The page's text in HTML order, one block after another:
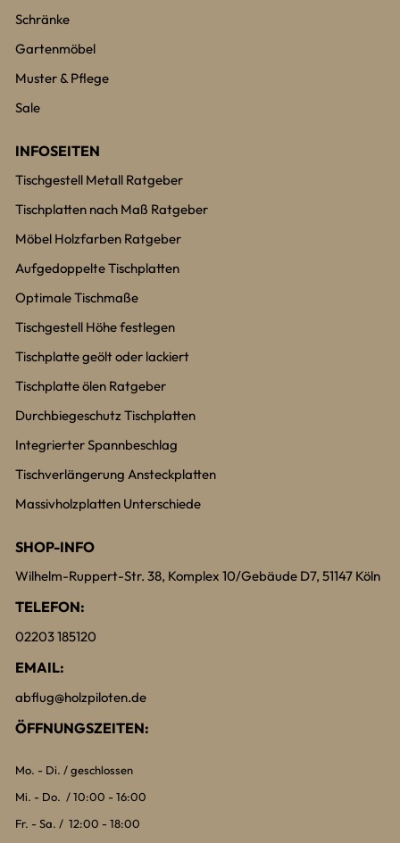
Schränke
Gartenmöbel
Muster & Pflege
Sale
INFOSEITEN
Tischgestell Metall Ratgeber
Tischplatten nach Maß Ratgeber
Möbel Holzfarben Ratgeber
Aufgedoppelte Tischplatten
Optimale Tischmaße
Tischgestell Höhe festlegen
Tischplatte geölt oder lackiert
Tischplatte ölen Ratgeber
Durchbiegeschutz Tischplatten
Integrierter Spannbeschlag
Tischverlängerung Ansteckplatten
Massivholzplatten Unterschiede
SHOP-INFO
Wilhelm-Ruppert-Str. 38, Komplex 10/Gebäude D7, 51147 Köln
TELEFON:
02203 185120
EMAIL:
abflug@holzpiloten.de
ÖFFNUNGSZEITEN:
Mo. - Di. / geschlossen
Mi. - Do. / 10:00 - 16:00
Fr. - Sa. / 12:00 - 18:00